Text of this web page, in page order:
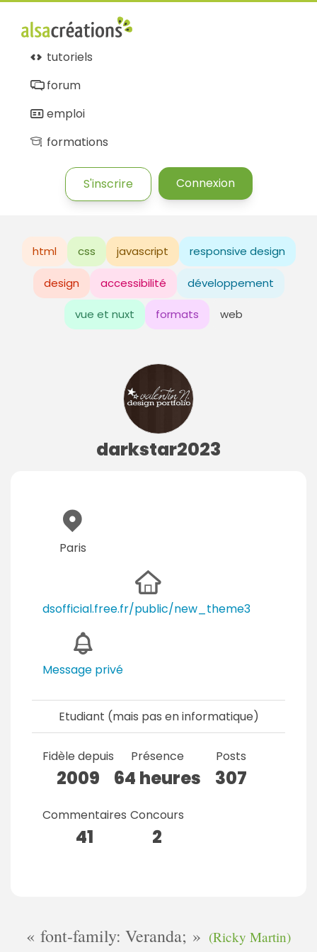
tutoriels
forum
emploi
formations
S'inscrire Connexion
html css javascript responsive design
design accessibilité développement
vue et nuxt formats web
darkstar2023
Paris
dsofficial.free.fr/public/new_theme3
Message privé
Etudiant (mais pas en informatique)
Fidèle depuis
2009
Présence
64 heures
Posts
307
Commentaires
41
Concours
2
font-family: Veranda; (Ricky Martin)